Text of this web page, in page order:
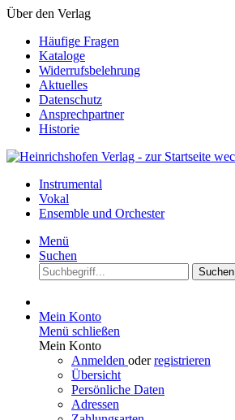
Über den Verlag
Häufige Fragen
Kataloge
Widerrufsbelehrung
Aktuelles
Datenschutz
Ansprechpartner
Historie
Instrumental
Vokal
Ensemble und Orchester
Menü
Suchen
Suchen
Mein Konto
Menü schließen
Mein Konto
Anmelden oderregistrieren
Übersicht
Persönliche Daten
Adressen